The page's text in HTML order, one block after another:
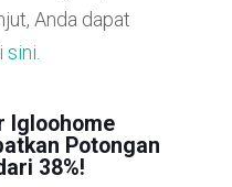
Anda dapat
sini.
Igloohome
Potongan
38%!